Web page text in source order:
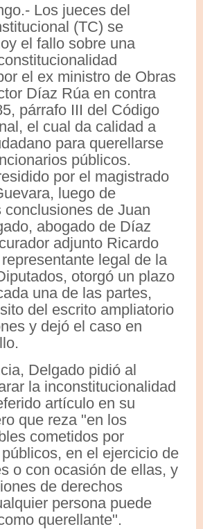
Los jueces del
(TC) se
el fallo sobre una
el ex ministro de Obras
Díaz Rúa en contra
párrafo III del Código
el cual da calidad a
para querellarse
públicos.
por el magistrado
luego de
conclusiones de Juan
abogado de Díaz
adjunto Ricardo
legal de la
otorgó un plazo
una de las partes,
del escrito ampliatorio
y dejó el caso en
Delgado pidió al
la inconstitucionalidad
artículo en su
que reza "en los
cometidos por
en el ejercicio de
o con ocasión de ellas, y
de derechos
persona puede
querellante".